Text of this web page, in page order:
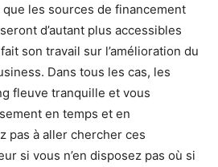
les sources de financement
d’autant plus accessibles
son travail sur l’amélioration du
Dans tous les cas, les
fleuve tranquille et vous
en temps et en
pas à aller chercher ces
si vous n’en disposez pas où si